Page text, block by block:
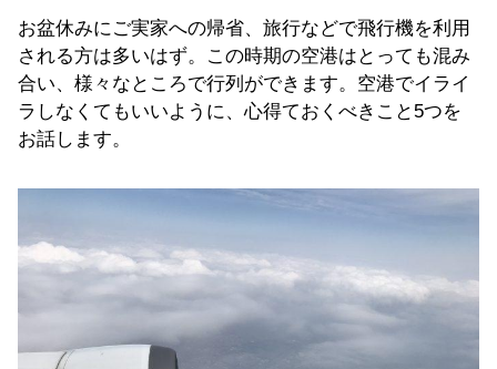
お盆休みにご実家への帰省、旅行などで飛行機を利用
される方は多いはず。この時期の空港はとっても混み
合い、様々なところで行列ができます。空港でイライ
ラしなくてもいいように、心得ておくべきこと5つを
お話します。